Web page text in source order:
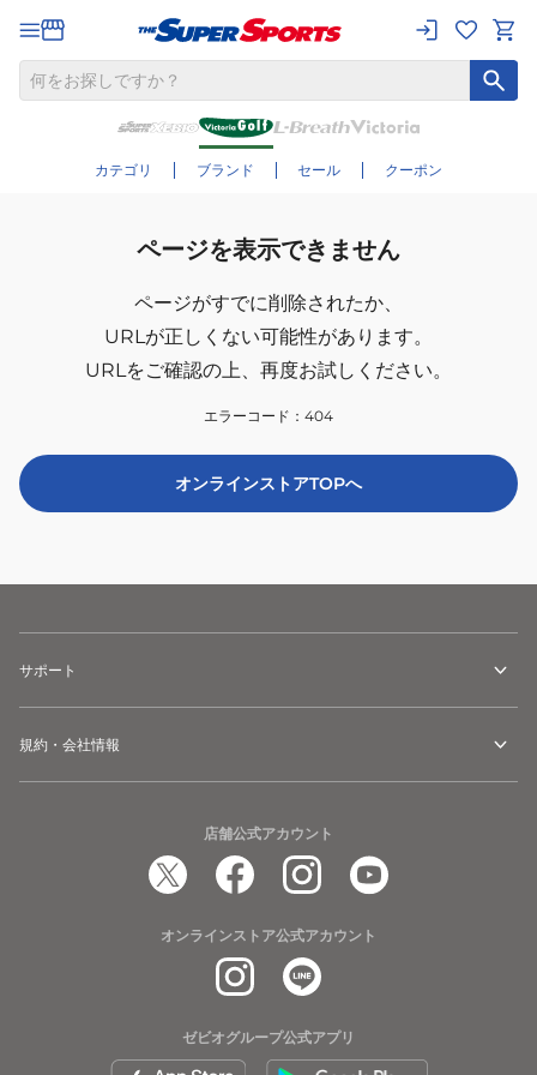
カテゴリ ブランド セール クーポン
ページを表示できません
ページがすでに削除されたか、
URLが正しくない可能性があります。
URLをご確認の上、再度お試しください。
エラーコード： 404
オンラインストアTOPへ
サポート
規約・会社情報
店舗公式アカウント
オンラインストア公式アカウント
ゼビオグループ公式アプリ